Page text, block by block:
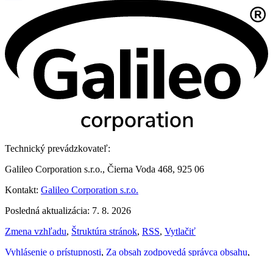
Technický prevádzkovateľ:
Galileo Corporation s.r.o., Čierna Voda 468, 925 06
Kontakt: Galileo Corporation s.r.o.
Posledná aktualizácia: 7. 8. 2026
Zmena vzhľadu, Štruktúra stránok, RSS, Vytlačiť
Vyhlásenie o prístupnosti, Za obsah zodpovedá správca obsahu,